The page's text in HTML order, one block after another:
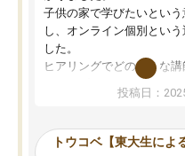
子供の家で学びたいとい
し、オンライン個別という
した。
ヒアリングでどのような
か、オプションは付帯する
事が出来ました。
ーティングを行い、その講
投稿日：
トウコベ【東大生によ